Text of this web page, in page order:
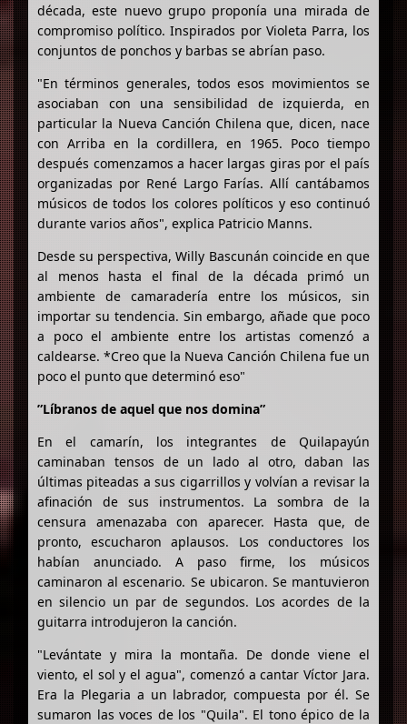
década, este nuevo grupo proponía una mirada de
compromiso político. Inspirados por Violeta Parra, los
conjuntos de ponchos y barbas se abrían paso.
"En términos generales, todos esos movimientos se
asociaban con una sensibilidad de izquierda, en
particular la Nueva Canción Chilena que, dicen, nace
con Arriba en la cordillera, en 1965. Poco tiempo
después comenzamos a hacer largas giras por el país
organizadas por René Largo Farías. Allí cantábamos
músicos de todos los colores políticos y eso continuó
durante varios años", explica Patricio Manns.
Desde su perspectiva, Willy Bascunán coincide en que
al menos hasta el final de la década primó un
ambiente de camaradería entre los músicos, sin
importar su tendencia. Sin embargo, añade que poco
a poco el ambiente entre los artistas comenzó a
caldearse. *Creo que la Nueva Canción Chilena fue un
poco el punto que determinó eso"
”Líbranos de aquel que nos domina”
En el camarín, los integrantes de Quilapayún
caminaban tensos de un lado al otro, daban las
últimas piteadas a sus cigarrillos y volvían a revisar la
afinación de sus instrumentos. La sombra de la
censura amenazaba con aparecer. Hasta que, de
pronto, escucharon aplausos. Los conductores los
habían anunciado. A paso firme, los músicos
caminaron al escenario. Se ubicaron. Se mantuvieron
en silencio un par de segundos. Los acordes de la
guitarra introdujeron la canción.
"Levántate y mira la montaña. De donde viene el
viento, el sol y el agua", comenzó a cantar Víctor Jara.
Era la Plegaria a un labrador, compuesta por él. Se
sumaron las voces de los "Quila". El tono épico de la